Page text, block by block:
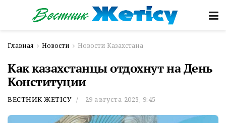
Главная Новости Новости Казахстана
Как казахстанцы отдохнут на День
Конституции
ВЕСТНИК ЖЕТІСУ 29 августа 2023, 9:45